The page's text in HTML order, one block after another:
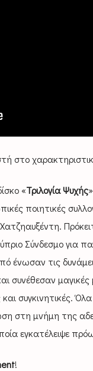
στο
«Τριλογία Ψυχής
ποιητικές
Σύνδεσμο για
ένωσαν τις
συνέθεσαν
συγκινητικές.
στη μνήμη της
εγκατέλειψε
!